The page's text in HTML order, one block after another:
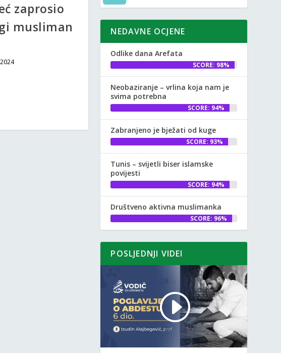
zaprosio
musliman
NEDAVNE OCJENE
Odlike dana Arefata
SCORE: 98%
Neobaziranje – vrlina koja nam je
svima potrebna
SCORE: 94%
Zabranjeno je bježati od kuge
SCORE: 93%
Tunis – svijetli biser islamske
povijesti
SCORE: 94%
Društveno aktivna muslimanka
SCORE: 96%
POSLJEDNJI VIDEI